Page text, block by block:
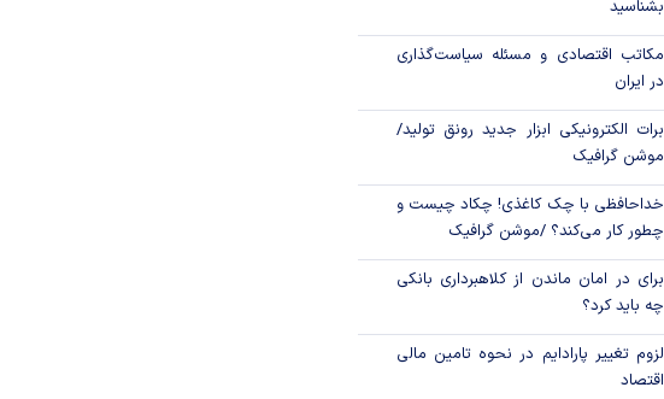
رویه جدید ارز اشخاص شدند؟
جزئیات دستورالعمل جدید مالیاتی برای
تسعیر ارز واردات بدون انتقال ارز
بشناسید
مکاتب اقتصادی و مسئله سیاست‌گذاری
در ایران
برات الکترونیکی ابزار جدید رونق تولید/
موشن گرافیک
خداحافظی با چک کاغذی! چکاد چیست و
چطور کار می‌کند؟ /موشن گرافیک
برای در امان ماندن از کلاهبرداری بانکی
چه باید کرد؟
لزوم تغییر پارادایم در نحوه تامین مالی
اقتصاد